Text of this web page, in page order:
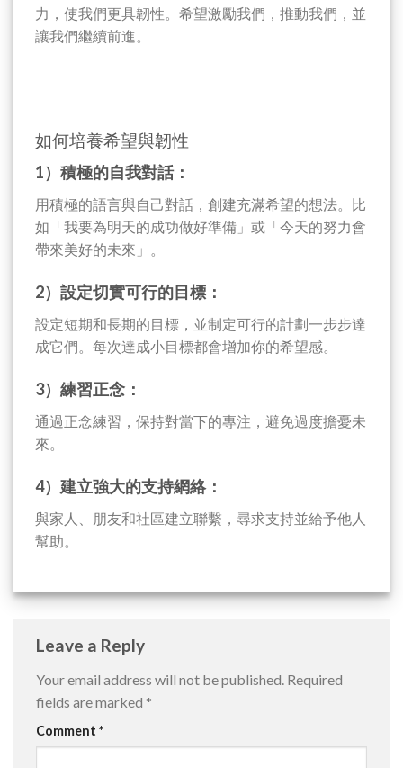
力，使我們更具韌性。希望激勵我們，推動我們，並
讓我們繼續前進。
如何培養希望與韌性
1）積極的自我對話：
用積極的語言與自己對話，創建充滿希望的想法。比
如「我要為明天的成功做好準備」或「今天的努力會
帶來美好的未來」。
2）設定切實可行的目標：
設定短期和長期的目標，並制定可行的計劃一步步達
成它們。每次達成小目標都會增加你的希望感。
3）練習正念：
通過正念練習，保持對當下的專注，避免過度擔憂未
來。
4）建立強大的支持網絡：
與家人、朋友和社區建立聯繫，尋求支持並給予他人
幫助。
Leave a Reply
Your email address will not be published. Required
fields are marked *
Comment *